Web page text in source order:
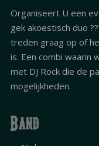
Organiseert U een
gek akoestisch duo
treden graag op of
is. Een combi waarin
met DJ Rock die de
mogelijkheden.
Band